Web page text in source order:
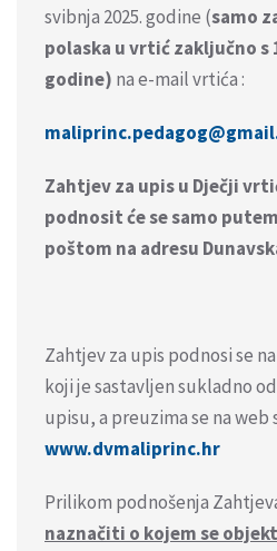
svibnja 2025. godine (samo
polaska u vrtić zaključno s
godine) na e-mail vrtića :
Zahtjev za upis u Dječji
podnosit će se samo
poštom na adresu
Zahtjev za upis podnosi se
koji je sastavljen sukladno
upisu, a preuzima se na web
www.dvmaliprinc.hr
Prilikom podnošenja
naznačiti o kojem se